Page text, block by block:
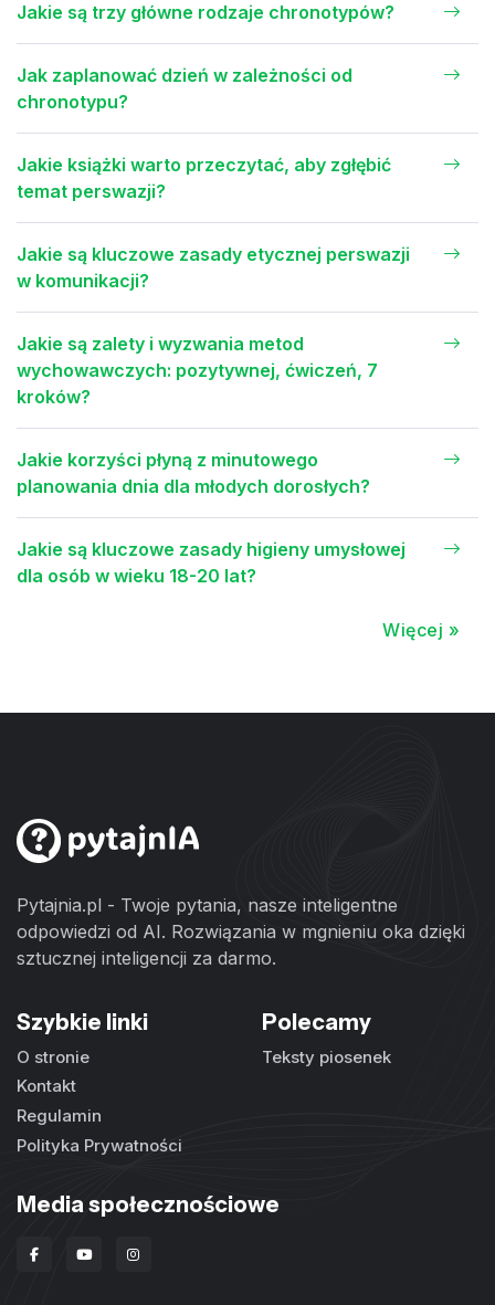
Jakie są trzy główne rodzaje chronotypów?
Jak zaplanować dzień w zależności od
chronotypu?
Jakie książki warto przeczytać, aby zgłębić
temat perswazji?
Jakie są kluczowe zasady etycznej perswazji
w komunikacji?
Jakie są zalety i wyzwania metod
wychowawczych: pozytywnej, ćwiczeń, 7
kroków?
Jakie korzyści płyną z minutowego
planowania dnia dla młodych dorosłych?
Jakie są kluczowe zasady higieny umysłowej
dla osób w wieku 18-20 lat?
Więcej »
Pytajnia.pl - Twoje pytania, nasze inteligentne
odpowiedzi od AI. Rozwiązania w mgnieniu oka dzięki
sztucznej inteligencji za darmo.
Szybkie linki
O stronie
Kontakt
Regulamin
Polityka Prywatności
Polecamy
Teksty piosenek
Media społecznościowe